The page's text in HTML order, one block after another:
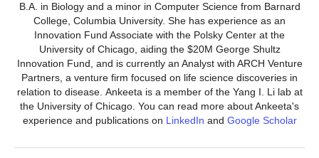
B.A. in Biology and a minor in Computer Science from Barnard
College, Columbia University. She has experience as an
Innovation Fund Associate with the Polsky Center at the
University of Chicago, aiding the $20M George Shultz
Innovation Fund, and is currently an Analyst with ARCH Venture
Partners, a venture firm focused on life science discoveries in
relation to disease. Ankeeta is a member of the Yang I. Li lab at
the University of Chicago. You can read more about Ankeeta's
experience and publications on LinkedIn and Google Scholar